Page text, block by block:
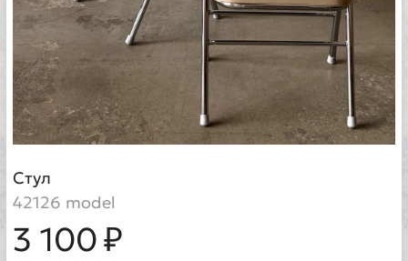
Стул
42126 model
3 100 ₽